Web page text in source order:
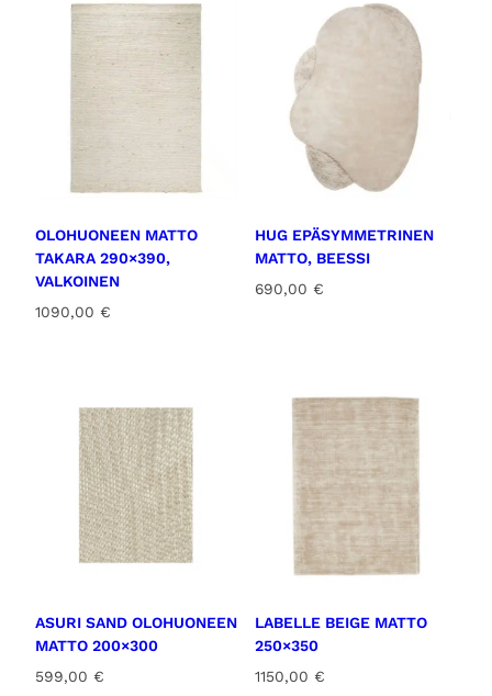
OLOHUONEEN MATTO
TAKARA 290×390,
VALKOINEN
1090,00 €
HUG EPÄSYMMETRINEN
MATTO, BEESSI
690,00 €
ASURI SAND OLOHUONEEN
MATTO 200×300
599,00 €
LABELLE BEIGE MATTO
250×350
1150,00 €